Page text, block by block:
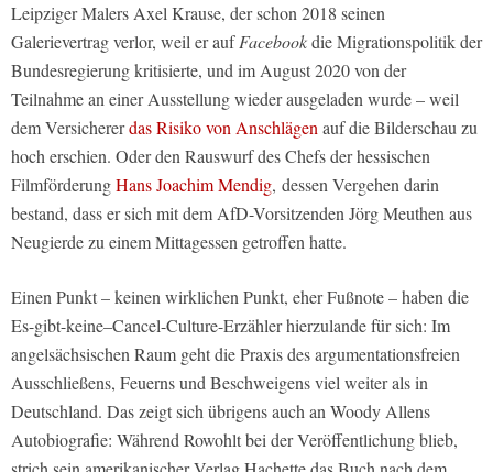
Leipziger Malers Axel Krause, der schon 2018 seinen
Galerievertrag verlor, weil er aufFacebookdie Migrationspolitik der
Bundesregierung kritisierte, und im August 2020 von der
Teilnahme an einer Ausstellung wieder ausgeladen wurde – weil
dem Versichererdas Risiko von Anschlägenauf die Bilderschau zu
hoch erschien. Oder den Rauswurf des Chefs der hessischen
FilmförderungHans Joachim Mendig, dessen Vergehen darin
bestand, dass er sich mit dem AfD-Vorsitzenden Jörg Meuthen aus
Neugierde zu einem Mittagessen getroffen hatte.
Einen Punkt – keinen wirklichen Punkt, eher Fußnote – haben die
Es-gibt-keine–Cancel-Culture-Erzähler hierzulande für sich: Im
angelsächsischen Raum geht die Praxis des argumentationsfreien
Ausschließens, Feuerns und Beschweigens viel weiter als in
Deutschland. Das zeigt sich übrigens auch an Woody Allens
Autobiografie: Während Rowohlt bei der Veröffentlichung blieb,